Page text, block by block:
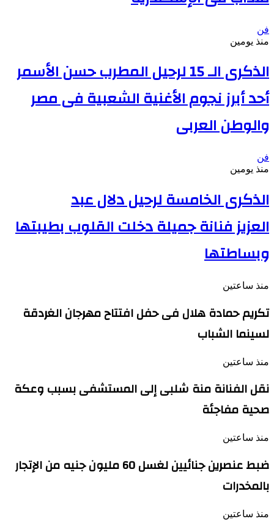
فن
منذ يومين
الذكرى الـ 15 لرحيل المطرب حسن الأسمر
أحد أبرز نجوم الأغنية الشعبية فى مصر
والوطن العربى
فن
منذ يومين
الذكرى الخامسة لرحيل دلال عبد
العزيز فنانة جميلة دخلت القلوب بطيبتها
وبساطتها
منذ ساعتين
تكريم حمادة هلال فى حفل افتتاح مهرجان الغردقة
لسينما الشباب
منذ ساعتين
نقل الفنانة منة شلبى إلى المستشفى بسبب وعكة
صحية مفاجئة
منذ ساعتين
ضبط عنصرين جنائيين لغسل 60 مليون جنيه من الإتجار
بالمخدرات
منذ ساعتين